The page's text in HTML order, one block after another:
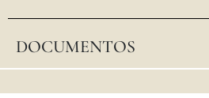
DOCUMENTOS